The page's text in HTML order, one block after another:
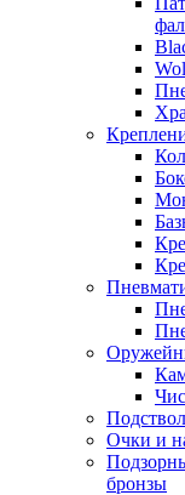
Очки и
бронзы